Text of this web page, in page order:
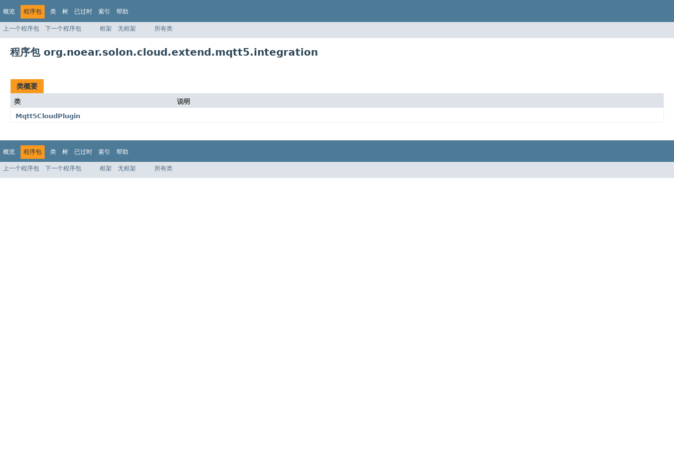
概览 程序包 类 树 已过时 索引 帮助
上一个程序包 下一个程序包 框架 无框架 所有类
程序包 org.noear.solon.cloud.extend.mqtt5.integration
类概要
类
说明
Mqtt5CloudPlugin
概览 程序包 类 树 已过时 索引 帮助
上一个程序包 下一个程序包 框架 无框架 所有类